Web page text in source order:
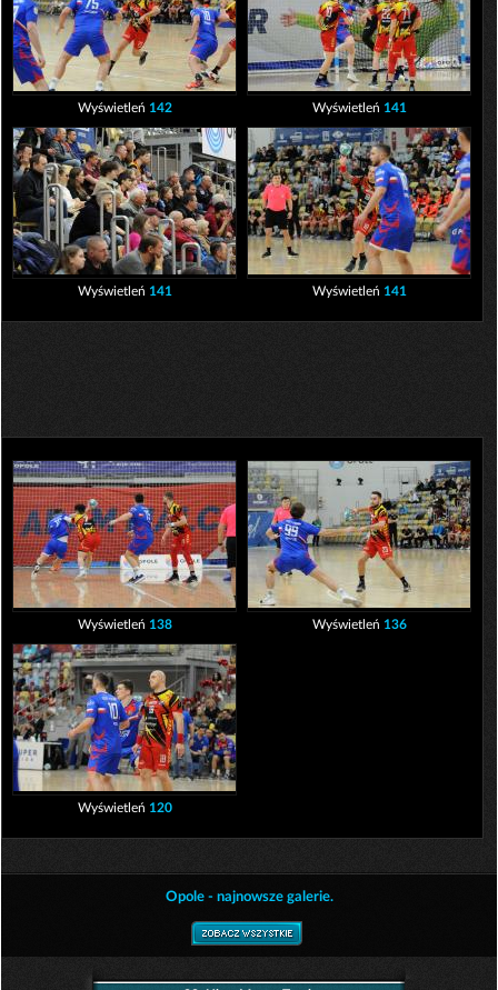
Wyświetleń 142 Wyświetleń 141
Wyświetleń 141 Wyświetleń 141
Wyświetleń 138 Wyświetleń 136
Wyświetleń 120
Opole - najnowsze galerie.